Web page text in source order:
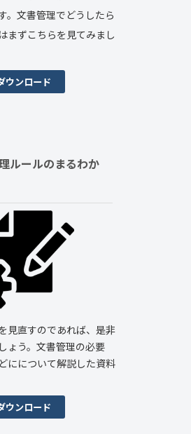
。文書管理でどうしたら
まずこちらを見てみまし
ウンロード
ルールのまるわか
見直すのであれば、是非
ょう。文書管理の必要
にについて解説した資料
ウンロード